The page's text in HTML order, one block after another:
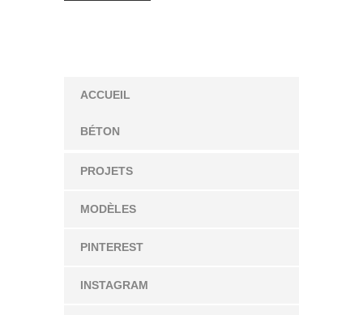
ACCUEIL
BÉTON
PROJETS
MODÈLES
PINTEREST
INSTAGRAM